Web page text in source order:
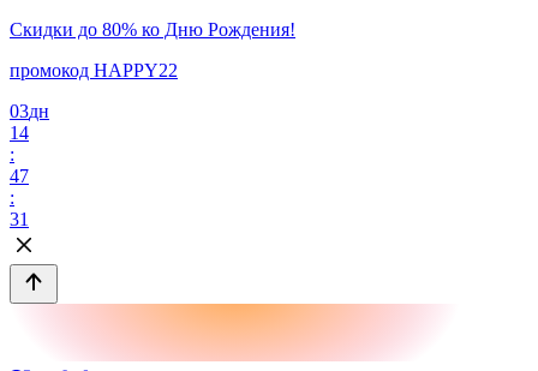
Скидки до 80% ко Дню Рождения!
промокод HAPPY22
03дн
14
:
47
:
31